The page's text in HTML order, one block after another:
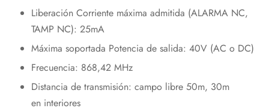
Liberación Corriente máxima admitida (ALARMA NC,
TAMP NC): 25mA
Máxima soportada Potencia de salida: 40V (AC o DC)
Frecuencia: 868,42 MHz
Distancia de transmisión: campo libre 50m, 30m
en interiores